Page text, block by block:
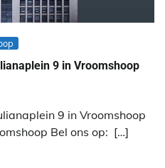
9 in Vroomshoop
9 in Vroomshoop
Bel ons op: […]